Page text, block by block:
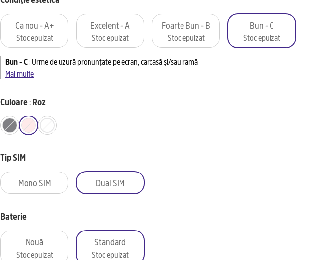
Ca nou - A+
Stoc epuizat
Excelent - A
Stoc epuizat
Foarte Bun - B
Stoc epuizat
Bun - C
Stoc epuizat
Bun - C:Urme de uzură pronunțate pe ecran, carcasă și/sau ramă
Mai multe
Culoare : Roz
Tip SIM
Mono SIM Dual SIM
Baterie
Nouă
Stoc epuizat
Standard
Stoc epuizat